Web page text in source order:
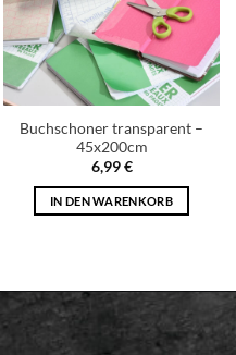
Buchschoner transparent –
45x200cm
6,99€
IN DEN WARENKORB